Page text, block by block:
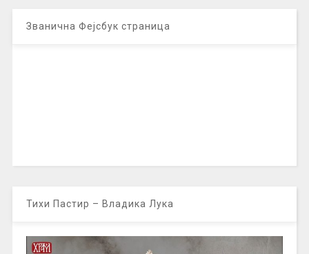
Званична Фејсбук страница
Тихи Пастир – Владика Лука